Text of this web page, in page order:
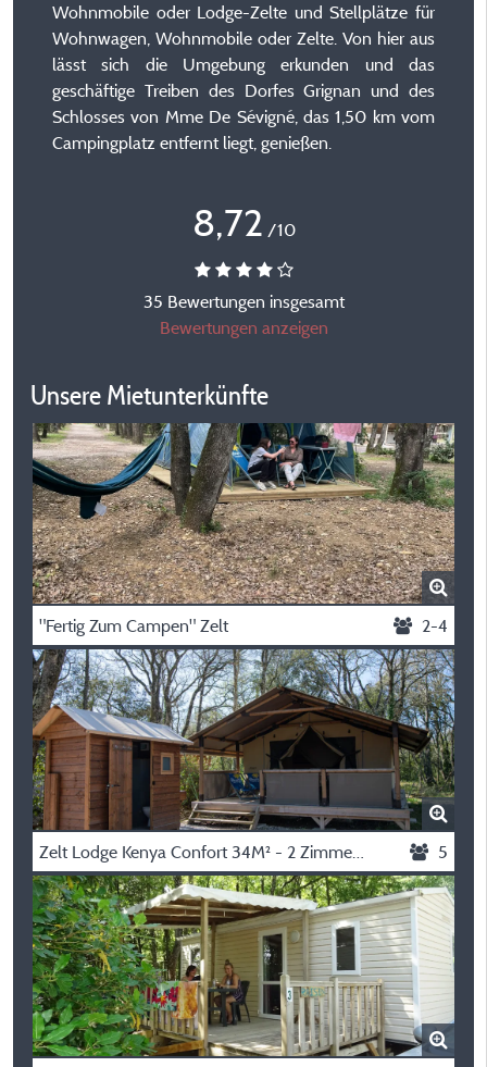
Wohnmobile oder Lodge-Zelte und Stellplätze für
Wohnwagen, Wohnmobile oder Zelte. Von hier aus
lässt sich die Umgebung erkunden und das
geschäftige Treiben des Dorfes Grignan und des
Schlosses von Mme De Sévigné, das 1,50 km vom
Campingplatz entfernt liegt, genießen.
8,72 /10
35 Bewertungen insgesamt
Bewertungen anzeigen
Unsere Mietunterkünfte
"Fertig Zum Campen" Zelt 2-4
Zelt Lodge Kenya Confort 34M² - 2 Zimmer + Überdachte Terrasse 11M² (Mit Sanitäranlagen) 5